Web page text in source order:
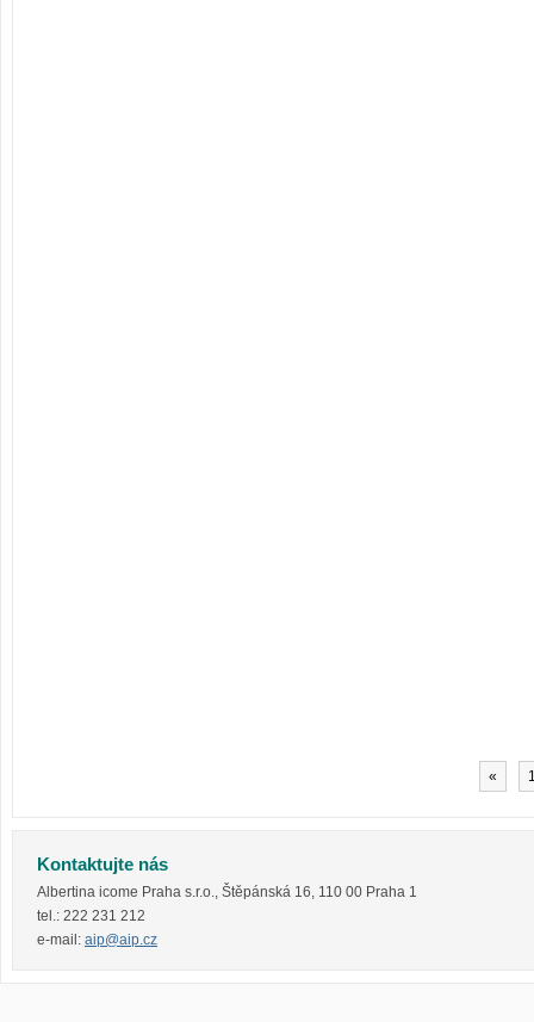
«
Kontaktujte nás
Albertina icome Praha s.r.o. Štěpánská 16 110 00 Praha 1
tel.: 222 231 212
e-mail: aip@aip.cz